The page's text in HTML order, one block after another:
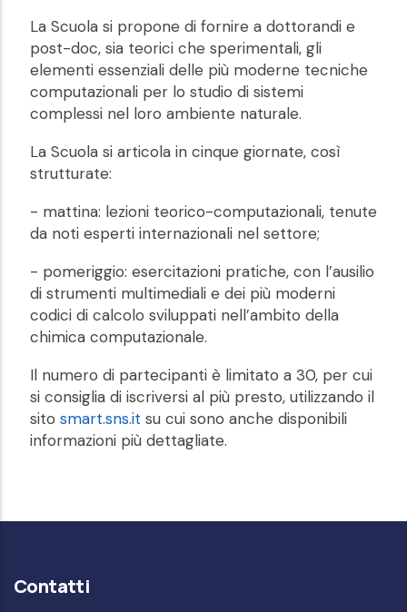
La Scuola si propone di fornire a dottorandi e
post-doc, sia teorici che sperimentali, gli
elementi essenziali delle più moderne tecniche
computazionali per lo studio di sistemi
complessi nel loro ambiente naturale.
La Scuola si articola in cinque giornate, così
strutturate:
- mattina: lezioni teorico-computazionali, tenute
da noti esperti internazionali nel settore;
- pomeriggio: esercitazioni pratiche, con l’ausilio
di strumenti multimediali e dei più moderni
codici di calcolo sviluppati nell’ambito della
chimica computazionale.
Il numero di partecipanti è limitato a 30, per cui
si consiglia di iscriversi al più presto, utilizzando il
sito smart.sns.it su cui sono anche disponibili
informazioni più dettagliate.
Contatti